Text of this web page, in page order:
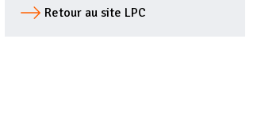
Retour au site LPC